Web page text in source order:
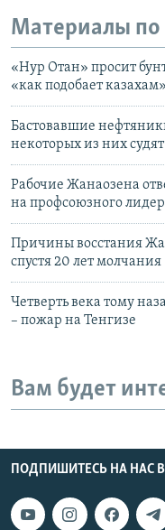
Материалы по
«Нур Отан» просит
«как подобает казахам»
Бастовавшие
некоторых из них судят
Рабочие Жанаозена
на профсоюзного
Причины восстания
спустя 20 лет молчания
Четверть века тому
– пожар на Тенгизе
Вам будет
ПОДПИШИТЕСЬ НА НАС